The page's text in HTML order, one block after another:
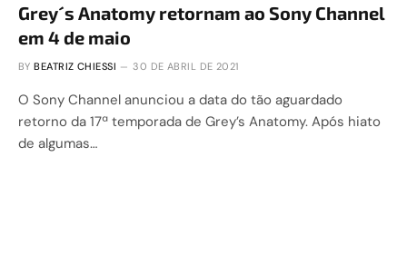
Grey´s Anatomy retornam ao Sony Channel
em 4 de maio
BY BEATRIZ CHIESSI 30 DE ABRIL DE 2021
O Sony Channel anunciou a data do tão aguardado
retorno da 17ª temporada de Grey’s Anatomy. Após hiato
de algumas…